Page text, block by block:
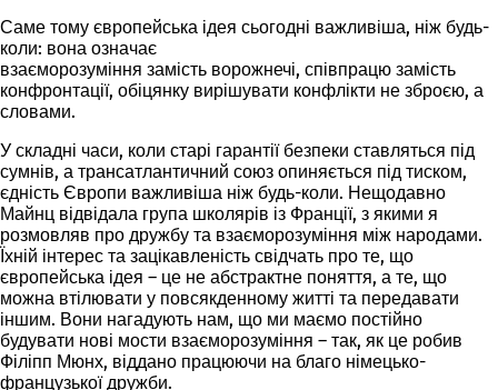
Саме тому європейська ідея сьогодні важливіша, ніж будь-
коли: вона означає
взаєморозуміння замість ворожнечі, співпрацю замість
конфронтації, обіцянку вирішувати конфлікти не зброєю, а
словами.
У складні часи, коли старі гарантії безпеки ставляться під
сумнів, а трансатлантичний союз опиняється під тиском,
єдність Європи важливіша ніж будь-коли. Нещодавно
Майнц відвідала група школярів із Франції, з якими я
розмовляв про дружбу та взаєморозуміння між народами.
Їхній інтерес та зацікавленість свідчать про те, що
європейська ідея – це не абстрактне поняття, а те, що
можна втілювати у повсякденному житті та передавати
іншим. Вони нагадують нам, що ми маємо постійно
будувати нові мости взаєморозуміння – так, як це робив
Філіпп Мюнх, віддано працюючи на благо німецько-
французької дружби.